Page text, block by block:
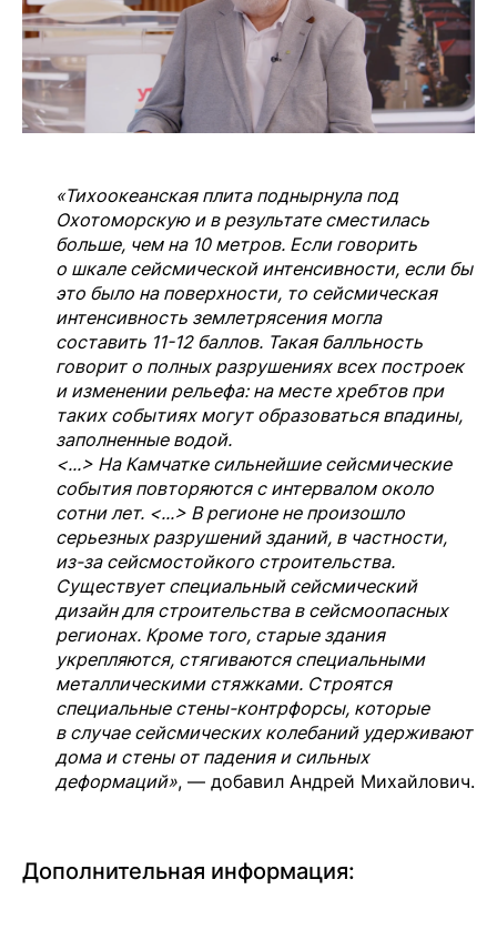
«Тихоокеанская плита поднырнула под
Охотоморскую и в результате сместилась
больше, чем на 10 метров. Если говорить
о шкале сейсмической интенсивности, если бы
это было на поверхности, то сейсмическая
интенсивность землетрясения могла
составить 11-12 баллов. Такая балльность
говорит о полных разрушениях всех построек
и изменении рельефа: на месте хребтов при
таких событиях могут образоваться впадины,
заполненные водой.
<...> На Камчатке сильнейшие сейсмические
события повторяются с интервалом около
сотни лет. <...> В регионе не произошло
серьезных разрушений зданий, в частности,
из-за сейсмостойкого строительства.
Существует специальный сейсмический
дизайн для строительства в сейсмоопасных
регионах. Кроме того, старые здания
укрепляются, стягиваются специальными
металлическими стяжками. Строятся
специальные стены-контрфорсы, которые
в случае сейсмических колебаний удерживают
дома и стены от падения и сильных
деформаций», — добавил Андрей Михайлович.
Дополнительная информация: